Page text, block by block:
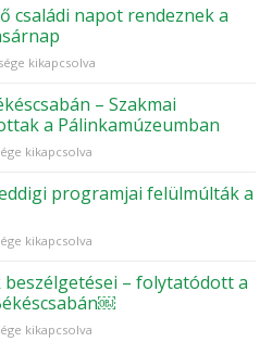
családi napot rendeznek a
kikapcsolva
– Szakmai
a Pálinkamúzeumban
kikapcsolva
programjai felülmúlták a
kikapcsolva
– folytatódott a
kikapcsolva